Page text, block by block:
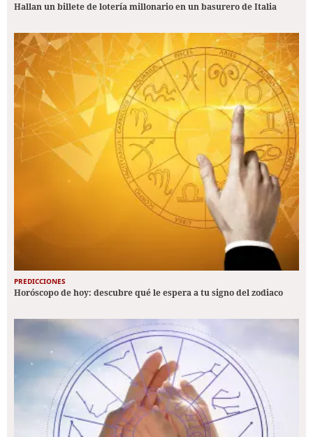
Hallan un billete de lotería millonario en un basurero de Italia
PREDICCIONES
Horóscopo de hoy: descubre qué le espera a tu signo del zodiaco